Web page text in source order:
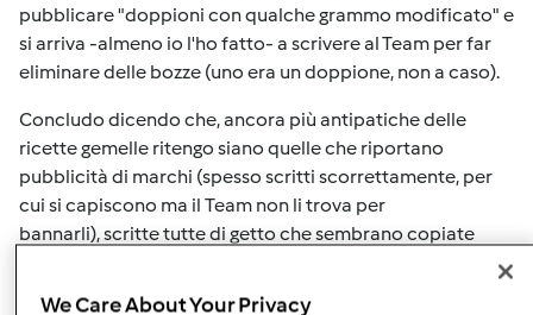
pubblicare "doppioni con qualche grammo modificato" e
si arriva -almeno io l'ho fatto- a scrivere al Team per far
eliminare delle bozze (uno era un doppione, non a caso).
Concludo dicendo che, ancora più antipatiche delle
ricette gemelle ritengo siano quelle che riportano
pubblicità di marchi (spesso scritti scorrettamente, per
cui si capiscono ma il Team non li trova per
bannarli), scritte tutte di getto che sembrano copiate
sgrammaticate e senza punteggiatura), quelle copiate da
We Care About Your Privacy